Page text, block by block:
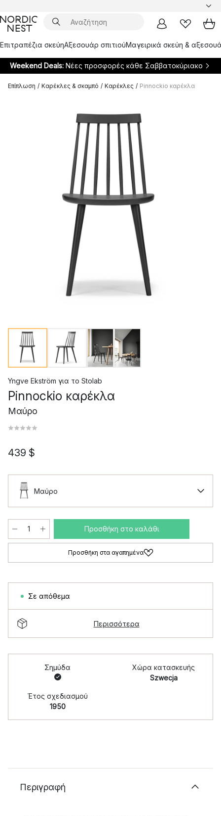
Επιτραπέζια σκεύηΑξεσουάρ σπιτιούΜαγειρικά σκεύη &
Weekend Deals: Νέες προσφορές κάθε Σαββατοκύριακο
Επίπλωση / Καρέκλες & σκαμπό / Καρέκλες / Pinnockio καρέκλα
Yngve Ekström για το Stolab
Pinnockio καρέκλα
Μαύρο
439 $
Μαύρο
Προσθήκη στο καλάθι
Προσθήκη στα αγαπημένα
Σε απόθεμα
Περισσότερα
Σημύδα
Χώρα κατασκευής
Szwecja
Έτος σχεδιασμού
1950
Περιγραφή